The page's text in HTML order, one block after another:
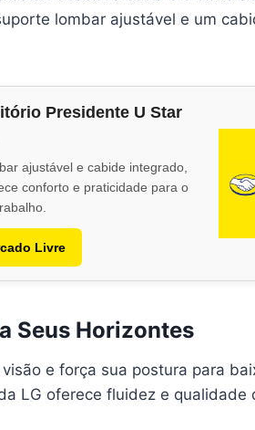
lombar ajustável e um
Presidente U Star
ajustável e cabide integrado,
conforto e praticidade para o
Livre
Seus Horizontes
e força sua postura para
LG oferece fluidez e qualidade